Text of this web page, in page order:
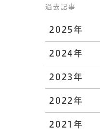
過去記事
2025年
2024年
2023年
2022年
2021年